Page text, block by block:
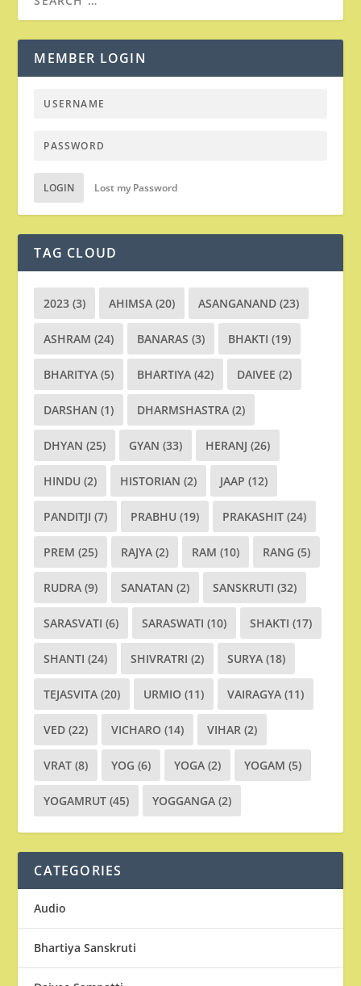
MEMBER LOGIN
LOGIN Lost my Password
TAG CLOUD
2023 (3) AHIMSA (20) ASANGANAND (23)
ASHRAM (24) BANARAS (3) BHAKTI (19)
BHARITYA (5) BHARTIYA (42) DAIVEE (2)
DARSHAN (1) DHARMSHASTRA (2)
DHYAN (25) GYAN (33) HERANJ (26)
HINDU (2) HISTORIAN (2) JAAP (12)
PANDITJI (7) PRABHU (19) PRAKASHIT (24)
PREM (25) RAJYA (2) RAM (10) RANG (5)
RUDRA (9) SANATAN (2) SANSKRUTI (32)
SARASVATI (6) SARASWATI (10) SHAKTI (17)
SHANTI (24) SHIVRATRI (2) SURYA (18)
TEJASVITA (20) URMIO (11) VAIRAGYA (11)
VED (22) VICHARO (14) VIHAR (2)
VRAT (8) YOG (6) YOGA (2) YOGAM (5)
YOGAMRUT (45) YOGGANGA (2)
CATEGORIES
Audio
Bhartiya Sanskruti